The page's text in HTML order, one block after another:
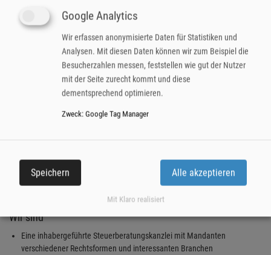
flexible Arbeitszeiten
kostenloser Parkplatz und S-Bahn-Anschluss direkt vor der Tür
Gesundheitsmanagement und Arbeitsplatzoptimierung
Laptop wird gestellt
Betriebsausflüge und weitere Events
Machen Sie sich ein Bild unseresgesamten Aufgabenspektrums
Rückfragen steht Ihnen Herr May unter 0177 7858062 gerne zur Verfügung.
Finanzbuchhalter (m/w/d) in Vollzeit /
Teilzeit
Wir sind
Eine inhabergeführte Steuerberatungskanzlei mit Mandanten
verschiedener Rechtsformen und interessanten Branchen
Google Analytics
Wir erfassen anonymisierte Daten für Statistiken und
Analysen. Mit diesen Daten können wir zum Beispiel die
Besucherzahlen messen, feststellen wie gut der Nutzer
mit der Seite zurecht kommt und diese
dementsprechend optimieren.
Zweck: Google Tag Manager
Speichern Alle akzeptieren
Mit Klaro realisiert